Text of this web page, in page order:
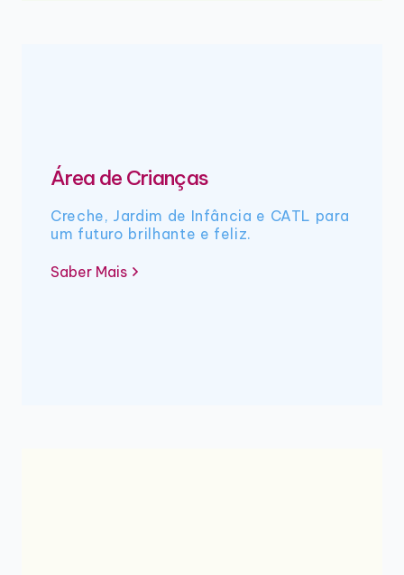
Área de Crianças
Creche, Jardim de Infância e CATL para
um futuro brilhante e feliz.
Saber Mais